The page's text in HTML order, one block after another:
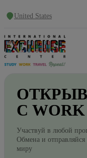
United States
С WORK
Участвуй в любой
Обмена и отправляйся
миру